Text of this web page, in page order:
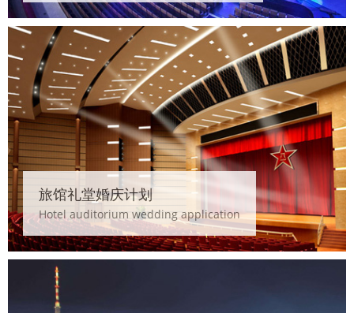
旅馆礼堂婚庆计划
Hotel auditorium wedding application